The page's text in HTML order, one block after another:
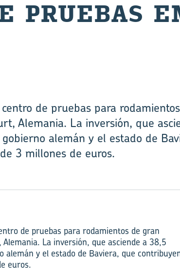
PRUE­BAS
de pruebas para
Alemania. La inversión, que
alemán y el estado de
3 millones de euros.
de pruebas para rodamientos de gran
La inversión, que asciende a 38,5
y el estado de Baviera, que
euros.